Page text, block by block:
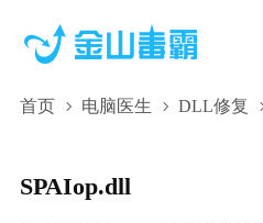
首页 电脑医生 DLL修复
SPAIop.dll,SPAIop.dll下载
SPAIop.dll